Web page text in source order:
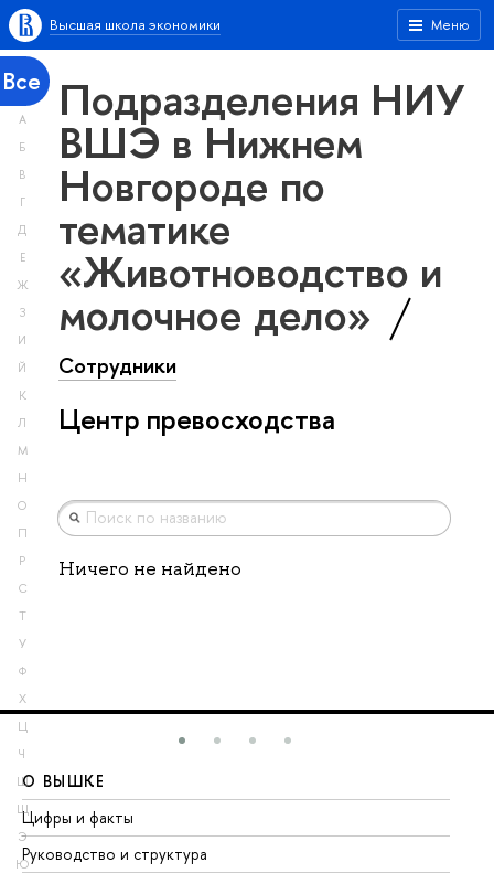
Меню
Высшая школа экономики
Все
А
Б
В
Г
Д
Е
Ж
З
И
Й
К
Л
М
Н
О
П
Р
С
Т
У
Ф
Х
Ц
Ч
Ш
Щ
Э
Ю
Подразделения НИУ
ВШЭ в Нижнем
Новгороде по
тематике
«Животноводство и
молочное дело»
Сотрудники
Центр превосходства
Ничего не найдено
О ВЫШКЕ
Цифры и факты
Руководство и структура